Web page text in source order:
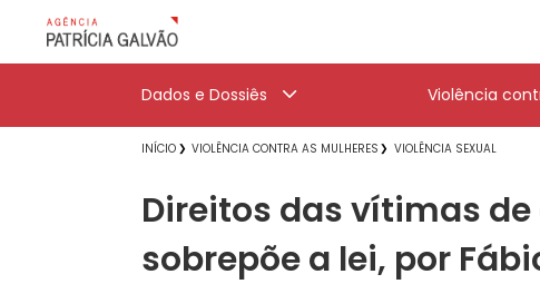
Dados e Dossiês Violência
INÍCIO VIOLÊNCIA CONTRA AS MULHERES VIOLÊNCIA SEXUAL
Direitos das vítimas
sobrepõe a lei, por